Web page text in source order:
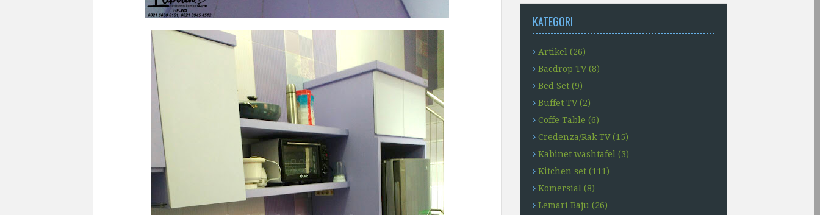
KATEGORI
Artikel (26)
Bacdrop TV (8)
Bed Set (9)
Buffet TV (2)
Coffe Table (6)
Credenza/Rak TV (15)
Kabinet washtafel (3)
Kitchen set (111)
Komersial (8)
Lemari Baju (26)